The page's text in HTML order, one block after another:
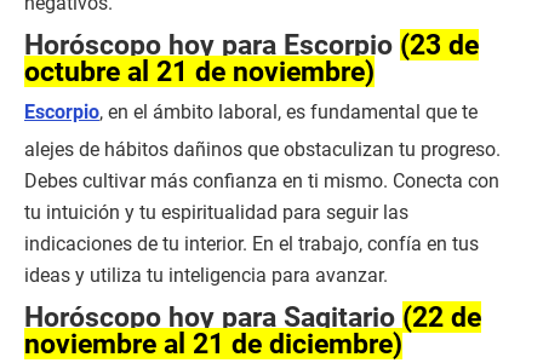
Horóscopo hoy para Escorpio (23 de
octubre al 21 de noviembre)
Escorpio, en el ámbito laboral, es fundamental que te
alejes de hábitos dañinos que obstaculizan tu progreso.
Debes cultivar más confianza en ti mismo. Conecta con
tu intuición y tu espiritualidad para seguir las
indicaciones de tu interior. En el trabajo, confía en tus
ideas y utiliza tu inteligencia para avanzar.
Horóscopo hoy para Sagitario (22 de
noviembre al 21 de diciembre)